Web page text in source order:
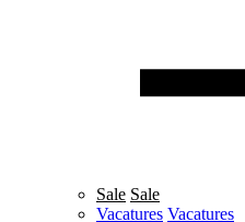
Sale Sale
Vacatures Vacatures